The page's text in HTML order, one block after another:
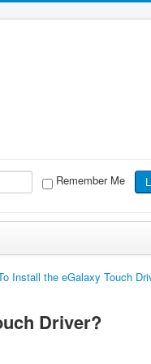
Remember Me
Install the eGalaxy Touch
Driver?